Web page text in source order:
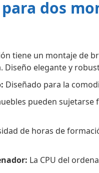
dos
tiene un montaje de
Diseño elegante y
Diseñado para la
pueden sujetarse
de horas de
La CPU del